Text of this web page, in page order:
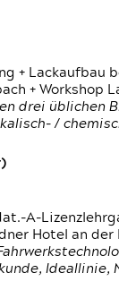
+ Lackaufbau
+ Workshop
drei üblichen
/
A-
Hotel an der